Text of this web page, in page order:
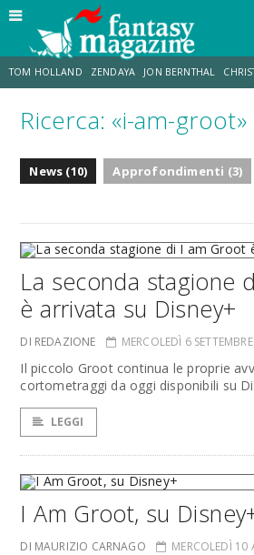
TOM HOLLAND ZENDAYA JON BERNTHAL
STRANIMONDI LUCCA COMICS & GAMES ODISSEA
Ricerca: «i-am-groot»
News (10) Approfondimenti (3)
La seconda stagione
è arrivata su Disney+
DI REDAZIONE MERCOLEDÌ 6
Il piccolo Groot continua le proprie
cortometraggi da oggi disponibili su
LEGGI
I Am Groot, su
DI MAURIZIO CARNAGO MERCOLEDÌ